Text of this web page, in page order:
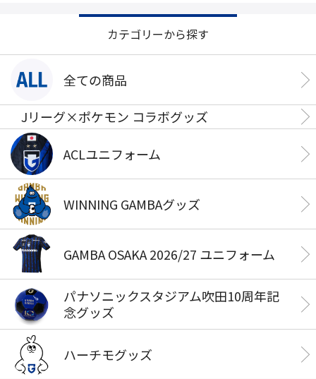
カテゴリーから探す
全ての商品
Jリーグ×ポケモン コラボグッズ
ACLユニフォーム
WINNING GAMBAグッズ
GAMBA OSAKA 2026/27 ユニフォーム
パナソニックスタジアム吹田10周年記
念グッズ
ハーチモグッズ